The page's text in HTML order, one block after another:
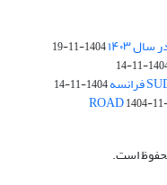
1404-11-19
1404-
1404-11-14
1404-
است.